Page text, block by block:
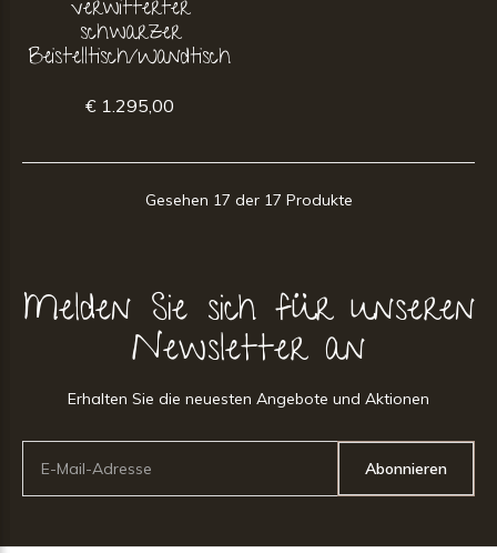
verwitterter
schwarzer
Beistelltisch/Wandtisch
€ 1.295,00
Gesehen 17 der 17 Produkte
Melden Sie sich für unseren
Newsletter an
Erhalten Sie die neuesten Angebote und Aktionen
Abonnieren